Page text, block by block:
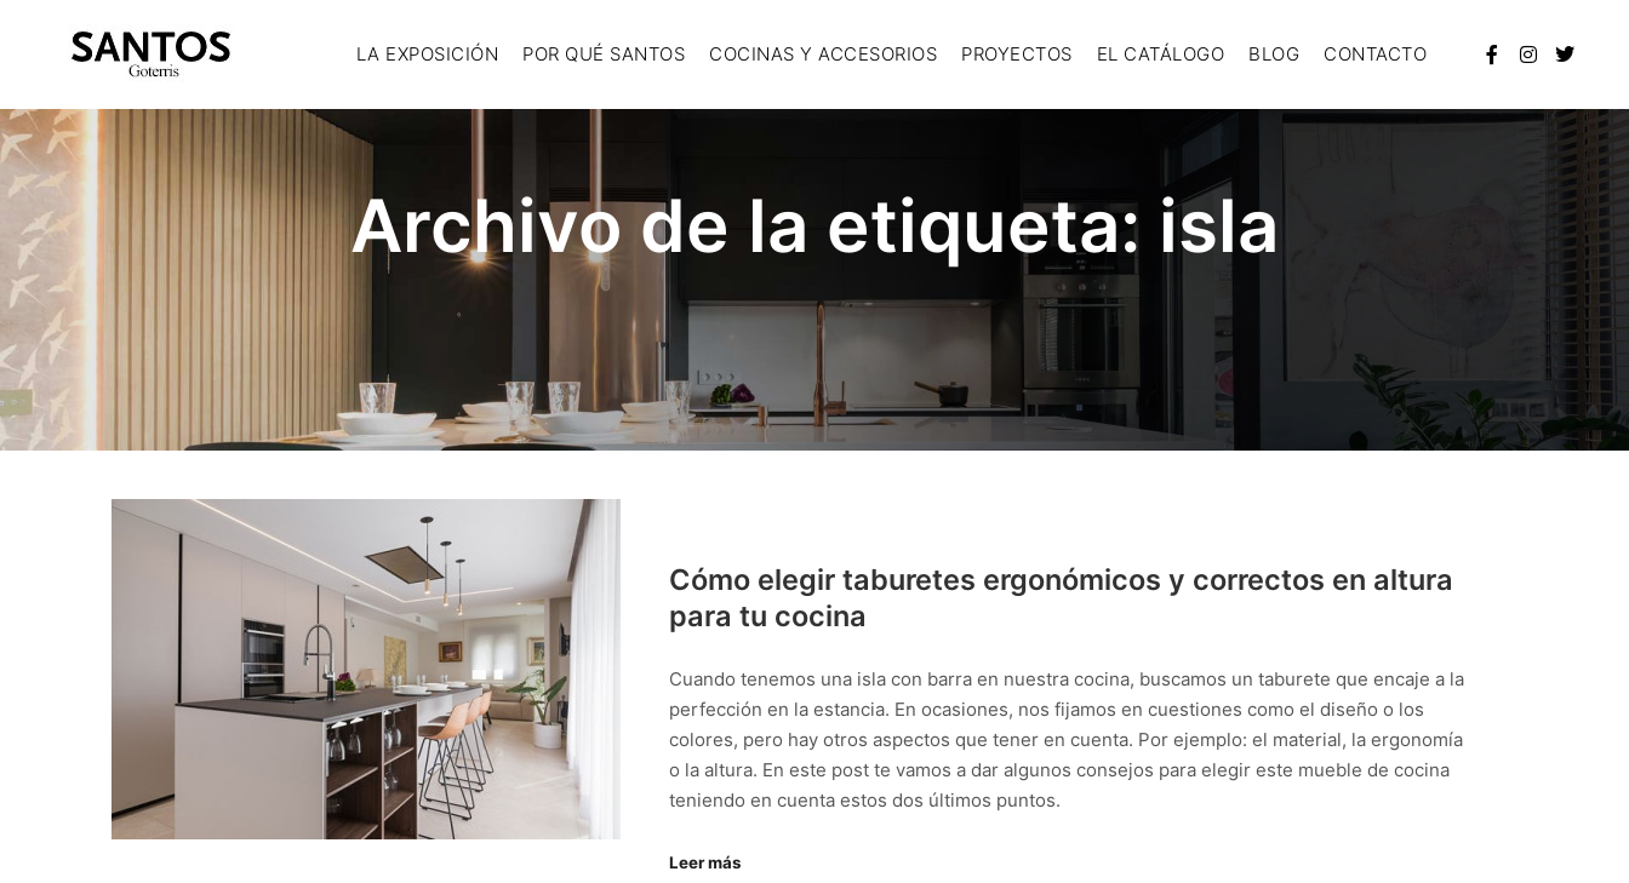
LA EXPOSICIÓN POR QUÉ SANTOS COCINAS Y ACCESORIOS PROYECTOS EL CATÁLOGO BLOG CONTACTO
Archivo de la etiqueta: isla
Cómo elegir taburetes ergonómicos y correctos en altura
para tu cocina
Cuando tenemos una isla con barra en nuestra cocina, buscamos un taburete que encaje a la
perfección en la estancia. En ocasiones, nos fijamos en cuestiones como el diseño o los
colores, pero hay otros aspectos que tener en cuenta. Por ejemplo: el material, la ergonomía
o la altura. En este post te vamos a dar algunos consejos para elegir este mueble de cocina
teniendo en cuenta estos dos últimos puntos.
Leer más